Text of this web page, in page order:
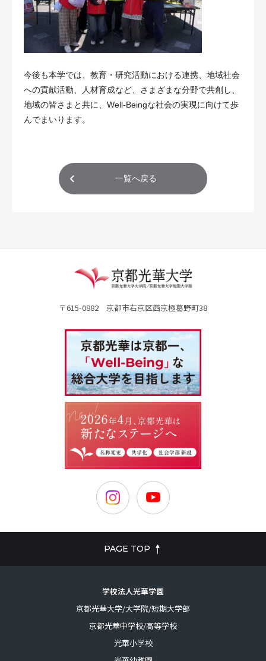
今後も本学では、 教育・研究活動における連携、地域社会
への貢献活動、人材育成など、さまざまな分野で共創し、
地域の皆さまと共に、Well-Beingな社会の実現に向けて歩
んでまいります。
一覧へ戻る
〒615-0882 京都市右京区西京極葛野町38
PAGE TOP
学校法人光華学園
京都光華大学/大学院/短期大学部
京都光華中学校/高等学校
光華小学校